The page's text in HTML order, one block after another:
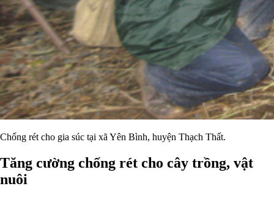
Chống rét cho gia súc tại xã Yên Bình, huyện Thạch Thất.
Tăng cường chống rét cho cây trồng, vật
nuôi